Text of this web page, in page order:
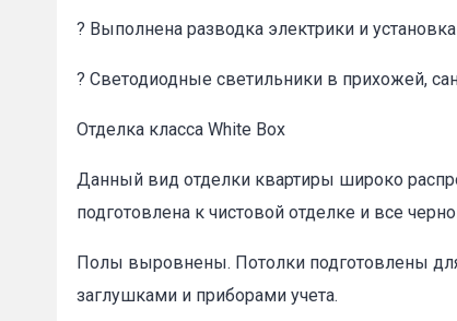
? Выполнена разводка электрики и
? Светодиодные светильники в прихожей,
Отделка класса White Box
Данный вид отделки квартиры широко
подготовлена к чистовой отделке и все
Полы выровнены. Потолки подготовлены
заглушками и приборами учета.